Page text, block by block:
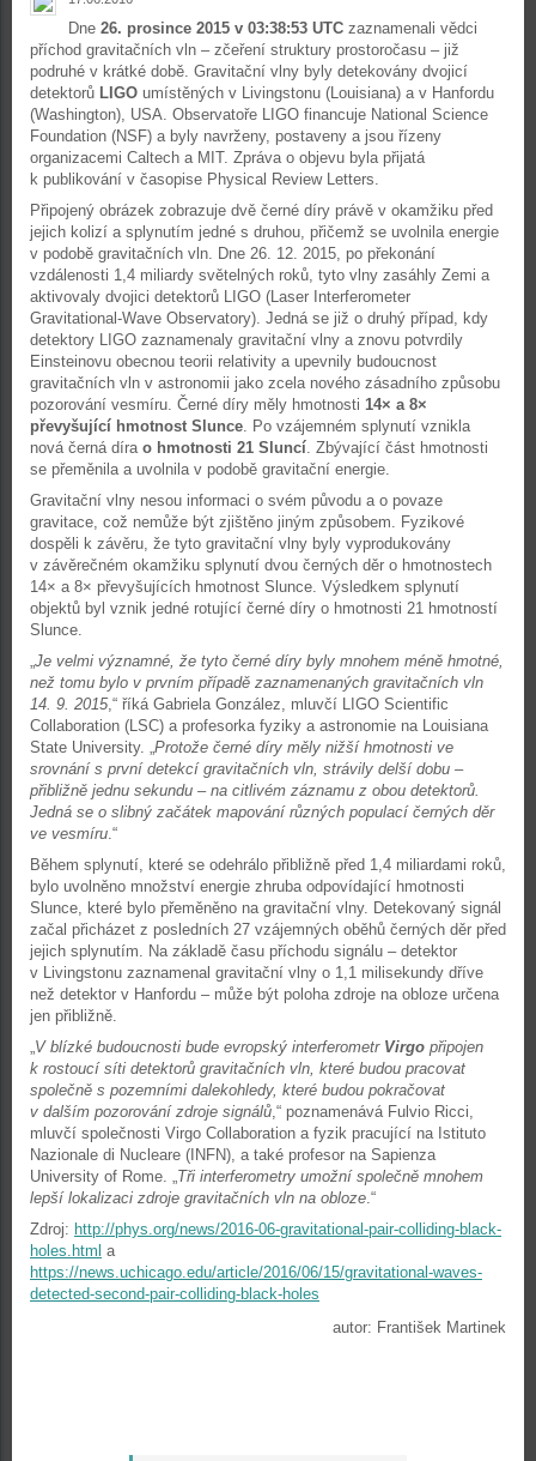
Dne 26. prosince 2015 v 03:38:53 UTC zaznamenali vědci
příchod gravitačních vln – zčeření struktury prostoročasu – již
podruhé v krátké době. Gravitační vlny byly detekovány dvojicí
detektorů LIGO umístěných v Livingstonu (Louisiana) a v Hanfordu
(Washington), USA. Observatoře LIGO financuje National Science
Foundation (NSF) a byly navrženy, postaveny a jsou řízeny
organizacemi Caltech a MIT. Zpráva o objevu byla přijatá
k publikování v časopise Physical Review Letters.
Připojený obrázek zobrazuje dvě černé díry právě v okamžiku před
jejich kolizí a splynutím jedné s druhou, přičemž se uvolnila energie
v podobě gravitačních vln. Dne 26. 12. 2015, po překonání
vzdálenosti 1,4 miliardy světelných roků, tyto vlny zasáhly Zemi a
aktivovaly dvojici detektorů LIGO (Laser Interferometer
Gravitational-Wave Observatory). Jedná se již o druhý případ, kdy
detektory LIGO zaznamenaly gravitační vlny a znovu potvrdily
Einsteinovu obecnou teorii relativity a upevnily budoucnost
gravitačních vln v astronomii jako zcela nového zásadního způsobu
pozorování vesmíru. Černé díry měly hmotnosti 14× a 8×
převyšující hmotnost Slunce. Po vzájemném splynutí vznikla
nová černá díra o hmotnosti 21 Sluncí. Zbývající část hmotnosti
se přeměnila a uvolnila v podobě gravitační energie.
Gravitační vlny nesou informaci o svém původu a o povaze
gravitace, což nemůže být zjištěno jiným způsobem. Fyzikové
dospěli k závěru, že tyto gravitační vlny byly vyprodukovány
v závěrečném okamžiku splynutí dvou černých děr o hmotnostech
14× a 8× převyšujících hmotnost Slunce. Výsledkem splynutí
objektů byl vznik jedné rotující černé díry o hmotnosti 21 hmotností
Slunce.
„Je velmi významné, že tyto černé díry byly mnohem méně hmotné,
než tomu bylo v prvním případě zaznamenaných gravitačních vln
14. 9. 2015,“ říká Gabriela González, mluvčí LIGO Scientific
Collaboration (LSC) a profesorka fyziky a astronomie na Louisiana
State University. „Protože černé díry měly nižší hmotnosti ve
srovnání s první detekcí gravitačních vln, strávily delší dobu –
přibližně jednu sekundu – na citlivém záznamu z obou detektorů.
Jedná se o slibný začátek mapování různých populací černých děr
ve vesmíru.“
Během splynutí, které se odehrálo přibližně před 1,4 miliardami roků,
bylo uvolněno množství energie zhruba odpovídající hmotnosti
Slunce, které bylo přeměněno na gravitační vlny. Detekovaný signál
začal přicházet z posledních 27 vzájemných oběhů černých děr před
jejich splynutím. Na základě času příchodu signálu – detektor
v Livingstonu zaznamenal gravitační vlny o 1,1 milisekundy dříve
než detektor v Hanfordu – může být poloha zdroje na obloze určena
jen přibližně.
„V blízké budoucnosti bude evropský interferometr Virgo připojen
k rostoucí síti detektorů gravitačních vln, které budou pracovat
společně s pozemními dalekohledy, které budou pokračovat
v dalším pozorování zdroje signálů,“ poznamenává Fulvio Ricci,
mluvčí společnosti Virgo Collaboration a fyzik pracující na Istituto
Nazionale di Nucleare (INFN), a také profesor na Sapienza
University of Rome. „Tři interferometry umožní společně mnohem
lepší lokalizaci zdroje gravitačních vln na obloze.“
Zdroj: http://phys.org/news/2016-06-gravitational-pair-colliding-black-
holes.html a
https://news.uchicago.edu/article/2016/06/15/gravitational-waves-
detected-second-pair-colliding-black-holes
autor: František Martinek